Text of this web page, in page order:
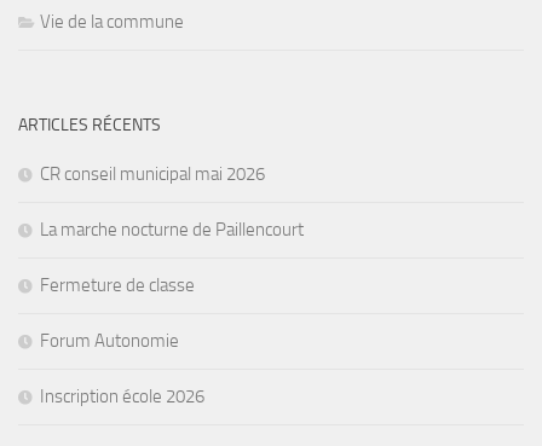
Vie de la commune
ARTICLES RÉCENTS
CR conseil municipal mai 2026
La marche nocturne de Paillencourt
Fermeture de classe
Forum Autonomie
Inscription école 2026